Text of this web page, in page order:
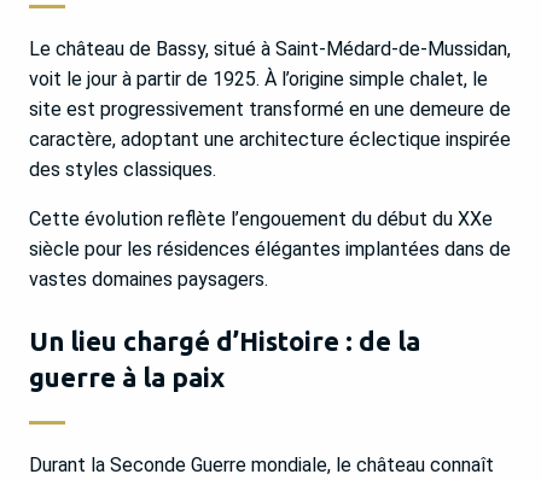
Le château de Bassy, situé à Saint-Médard-de-Mussidan,
voit le jour à partir de 1925. À l’origine simple chalet, le
site est progressivement transformé en une demeure de
caractère, adoptant une architecture éclectique inspirée
des styles classiques.
Cette évolution reflète l’engouement du début du XXe
siècle pour les résidences élégantes implantées dans de
vastes domaines paysagers.
Un lieu chargé d’Histoire : de la
guerre à la paix
Durant la Seconde Guerre mondiale, le château connaît